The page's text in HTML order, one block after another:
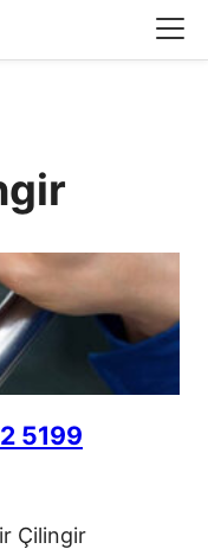
5199
Çilingir